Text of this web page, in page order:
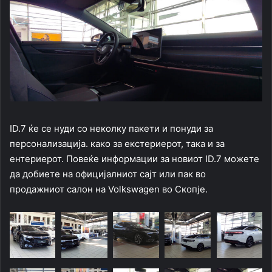
ID.7 ќе се нуди со неколку пакети и понуди за
персонализација. како за екстериерот, така и за
ентериерот. Повеќе информации за новиот ID.7 можете
да добиете на официјалниот сајт или пак во
продажниот салон на Volkswagen во Скопје.